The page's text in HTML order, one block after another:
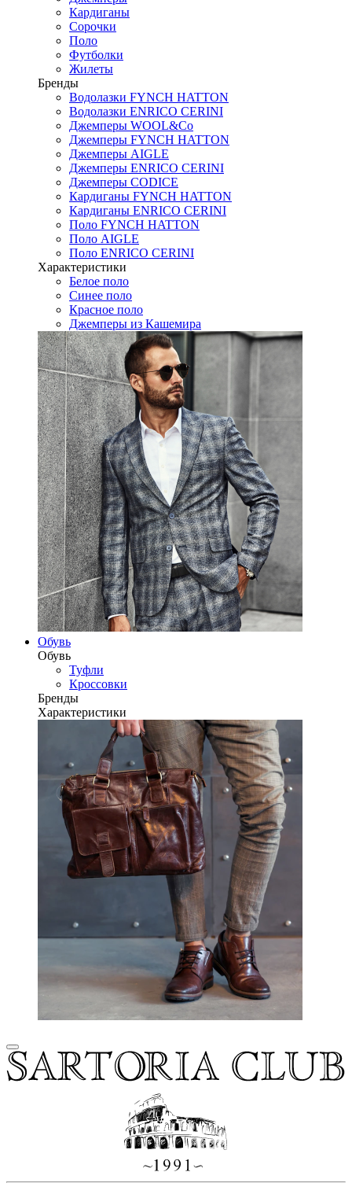
Кардиганы
Сорочки
Поло
Футболки
Жилеты
Бренды
Водолазки FYNCH HATTON
Водолазки ENRICO CERINI
Джемперы WOOL&Co
Джемперы FYNCH HATTON
Джемперы AIGLE
Джемперы ENRICO CERINI
Джемперы CODICE
Кардиганы FYNCH HATTON
Кардиганы ENRICO CERINI
Поло FYNCH HATTON
Поло AIGLE
Поло ENRICO CERINI
Характеристики
Белое поло
Синее поло
Красное поло
Джемперы из Кашемира
Обувь
Обувь
Туфли
Кроссовки
Бренды
Характеристики